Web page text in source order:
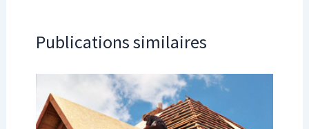
Publications similaires